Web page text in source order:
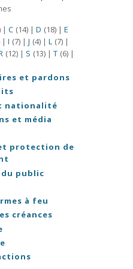
| C (14) | D (18) | E
| I (7) | J (4) | L (7) |
(12) | S (13) | T (6) |
et pardons
nationalité
et média
protection de
public
à feu
créances